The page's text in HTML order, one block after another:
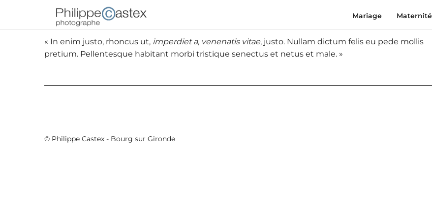
Mariage Maternité
« In enim justo, rhoncus ut, imperdiet a, venenatis vitae, justo. Nullam dictum felis eu pede mollis
pretium. Pellentesque habitant morbi tristique senectus et netus et male. »
© Philippe Castex - Bourg sur Gironde